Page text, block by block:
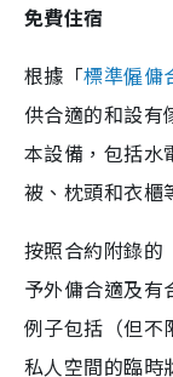
免費住宿
根據「標準僱傭
供合適的和設有
本設備，包括水
被、枕頭和衣櫃
按照合約附錄的
予外傭合適及有
例子包括（但不
私人空間的臨時